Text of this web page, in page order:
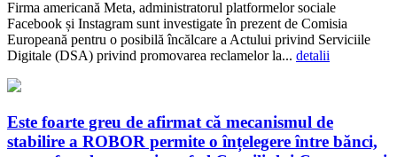
Firma americană Meta, administratorul platformelor sociale
Facebook și Instagram sunt investigate în prezent de Comisia
Europeană pentru o posibilă încălcare a Actului privind Serviciile
Digitale (DSA) privind promovarea reclamelor la... detalii
Este foarte greu de afirmat că mecanismul de
stabilire a ROBOR permite o înțelegere între bănci,